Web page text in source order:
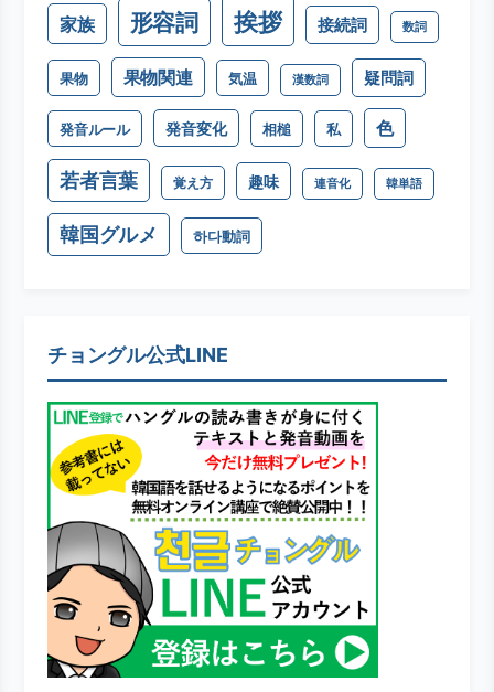
家族 形容詞 挨拶 接続詞 数詞
果物 果物関連 気温 漢数詞 疑問詞
発音ルール 発音変化 相槌 私 色
若者言葉 覚え方 趣味 連音化 韓単語
韓国グルメ 하다動詞
チョングル公式LINE